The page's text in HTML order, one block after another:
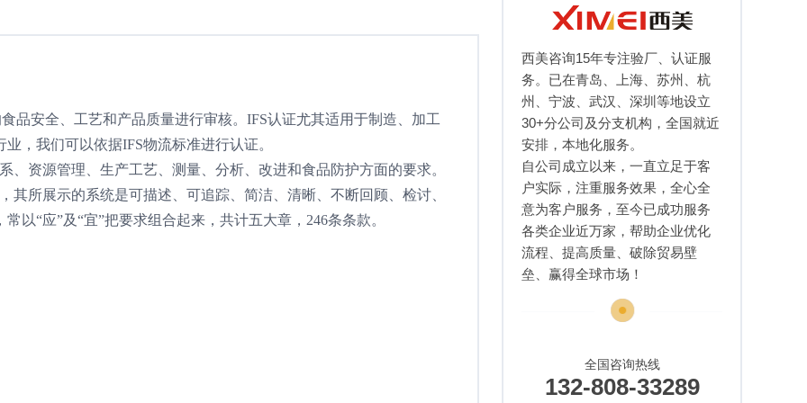
西美咨询15年专注验厂、认证服
务。已在青岛、上海、苏州、杭
州、宁波、武汉、深圳等地设立
30+分公司及分支机构，全国就近
安排，本地化服务。
自公司成立以来，一直立足于客
户实际，注重服务效果，全心全
意为客户服务，至今已成功服务
各类企业近万家，帮助企业优化
流程、提高质量、破除贸易壁
垒、赢得全球市场！
全国咨询热线
132-808-33289
品安全、工艺和产品质量进行审核。IFS认证尤其适用于制造、加工
，我们可以依据IFS物流标准进行认证。
、资源管理、生产工艺、测量、分析、改进和食品防护方面的要求。
其所展示的系统是可描述、可追踪、简洁、清晰、不断回顾、检讨、
以“应”及“宜”把要求组合起来，共计五大章，246条条款。